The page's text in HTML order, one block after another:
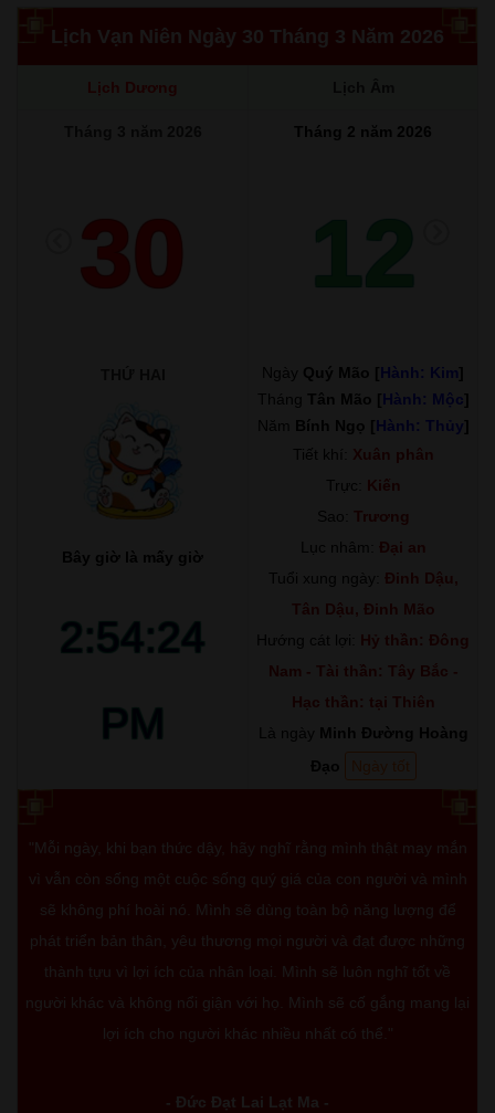
Lịch Vạn Niên Ngày 30 Tháng 3 Năm 2026
Lịch Dương
Tháng 2 năm 2026
30 12
Bây giờ là mấy giờ
2:54:25
PM
Ngày Quý Mão [Hành: Kim]
Tháng Tân Mão [Hành: Mộc]
Năm Bính Ngọ [Hành: Thủy]
Tiết khí: Xuân phân
Trực: Kiến
Sao: Trương
Lục nhâm: Đại an
Tuổi xung ngày: Đinh Dậu,
Tân Dậu, Đinh Mão
Hướng cát lợi: Hỷ thần: Đông
Nam - Tài thần: Tây Bắc -
Hạc thần: tại Thiên
Là ngày Minh Đường Hoàng
Đạo
Ngày tốt
"Mỗi ngày, khi bạn thức dậy, hãy nghĩ rằng mình thật may mắn
vì vẫn còn sống một cuộc sống quý giá của con người và mình
sẽ không phí hoài nó. Mình sẽ dùng toàn bộ năng lượng để
phát triển bản thân, yêu thương mọi người và đạt được những
thành tựu vì lợi ích của nhân loại. Mình sẽ luôn nghĩ tốt về
người khác và không nổi giận với họ. Mình sẽ cố gắng mang lại
lợi ích cho người khác nhiều nhất có thể."
- Đức Đạt Lai Lạt Ma -